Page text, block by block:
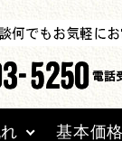
基本価